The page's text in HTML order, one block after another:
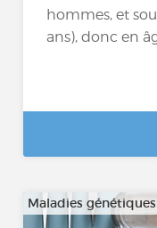
hommes, et
ans), donc en
Maladies génétiques